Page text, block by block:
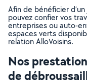
Afin de bénéficier
pouvez confier vos
entreprises ou auto-
espaces verts
relation AlloVoisins.
Nos
de